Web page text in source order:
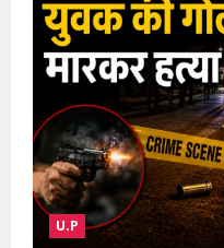
फिर
हमला,
कुवैत
पर
मिसाइल
और
ड्रोन
अटैक
से
बढ़ा
तनाव
U.P